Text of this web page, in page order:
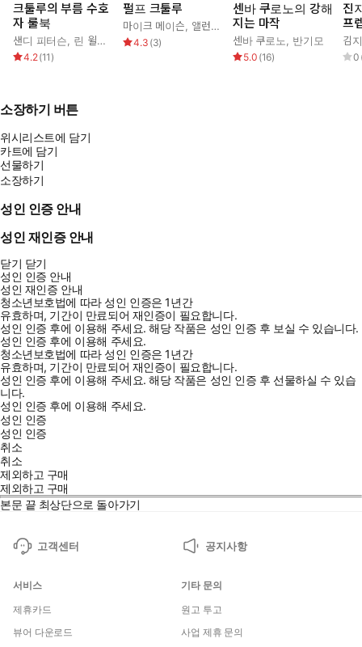
크툴루의 부름 수호
자 룰북
샌디 피터슨, 린 윌리스 ,폴 프리커
4.2(11 )
펄프 크툴루
마이크 메이슨, 앨런 블라이 ,제임스 라우더 제프 티드
4.3 (3)
센바 쿠로노의 강해
지는 마작
센바 쿠로노, 반기모
5.0 (16)
진
프
김
0
소장하기 버튼
위시리스트에 담기
카트에 담기
선물하기
소장하기
성인 인증 안내
성인 재인증 안내
닫기 닫기
성인 인증 안내
성인 재인증 안내
청소년보호법에 따라 성인 인증은 1년간
유효하며, 기간이 만료되어 재인증이 필요합니다.
성인 인증 후에 이용해 주세요.해당 작품은 성인 인증 후 보실 수 있습니다.
성인 인증 후에 이용해 주세요.
청소년보호법에 따라 성인 인증은 1년간
유효하며, 기간이 만료되어 재인증이 필요합니다.
성인 인증 후에 이용해 주세요.해당 작품은 성인 인증 후 선물하실 수 있습
니다.
성인 인증 후에 이용해 주세요.
성인 인증
성인 인증
취소
취소
제외하고 구매
제외하고 구매
본문 끝 최상단으로 돌아가기
고객센터 공지사항
서비스
제휴카드
뷰어 다운로드
기타 문의
원고 투고
사업 제휴 문의